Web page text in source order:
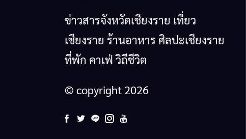
ข่าวสารจังหวัดเชียงราย เที่ยว
เชียงราย ร้านอาหาร ศิลปะเชียงราย
ที่พัก คาเฟ่ วิถีชีวิต
© copyright 2026